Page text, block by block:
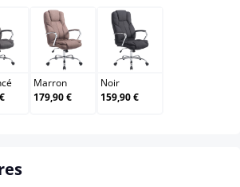
foncé Marron
Marron
179,90 €
Noir
Noir
159,90 €